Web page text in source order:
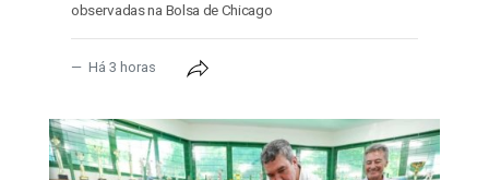
observadas na Bolsa de Chicago
Há 3 horas